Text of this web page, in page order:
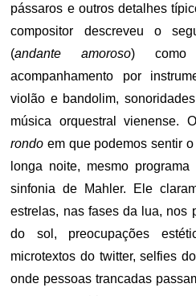
pássaros e outros detalhes
compositor descreveu o
(andante amoroso) como
acompanhamento por
violão e bandolim,
música orquestral vienense.
rondo em que podemos sentir
longa noite, mesmo
sinfonia de Mahler. Ele
estrelas, nas fases da lua, nos
do sol, preocupações
microtextos do twitter, selfies
onde pessoas trancadas